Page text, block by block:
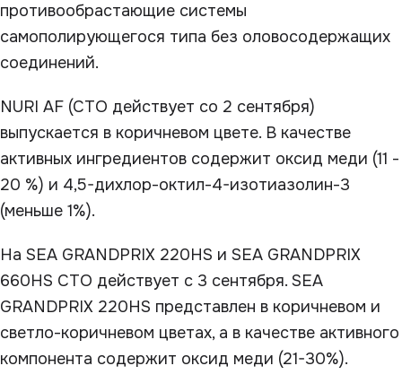
противообрастающие системы
самополирующегося типа без оловосодержащих
соединений.
NURI AF (СТО действует со 2 сентября)
выпускается в коричневом цвете. В качестве
активных ингредиентов содержит оксид меди (11 -
20 %) и 4,5-дихлор-октил-4-изотиазолин-3
(меньше 1%).
На SEA GRANDPRIX 220HS и SEA GRANDPRIX
660HS СТО действует с 3 сентября. SEA
GRANDPRIX 220HS представлен в коричневом и
светло-коричневом цветах, а в качестве активного
компонента содержит оксид меди (21-30%).